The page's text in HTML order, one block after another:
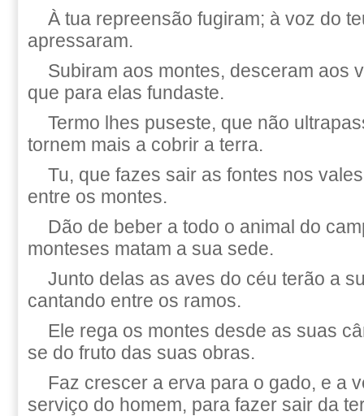
À tua repreensão fugiram; à voz do
apressaram.
Subiram aos montes, desceram aos
que para elas fundaste.
Termo lhes puseste, que não
tornem mais a cobrir a terra.
Tu, que fazes sair as fontes nos
entre os montes.
Dão de beber a todo o animal do
monteses matam a sua sede.
Junto delas as aves do céu terão a
cantando entre os ramos.
Ele rega os montes desde as suas
se do fruto das suas obras.
Faz crescer a erva para o gado, e a
serviço do homem, para fazer sair da